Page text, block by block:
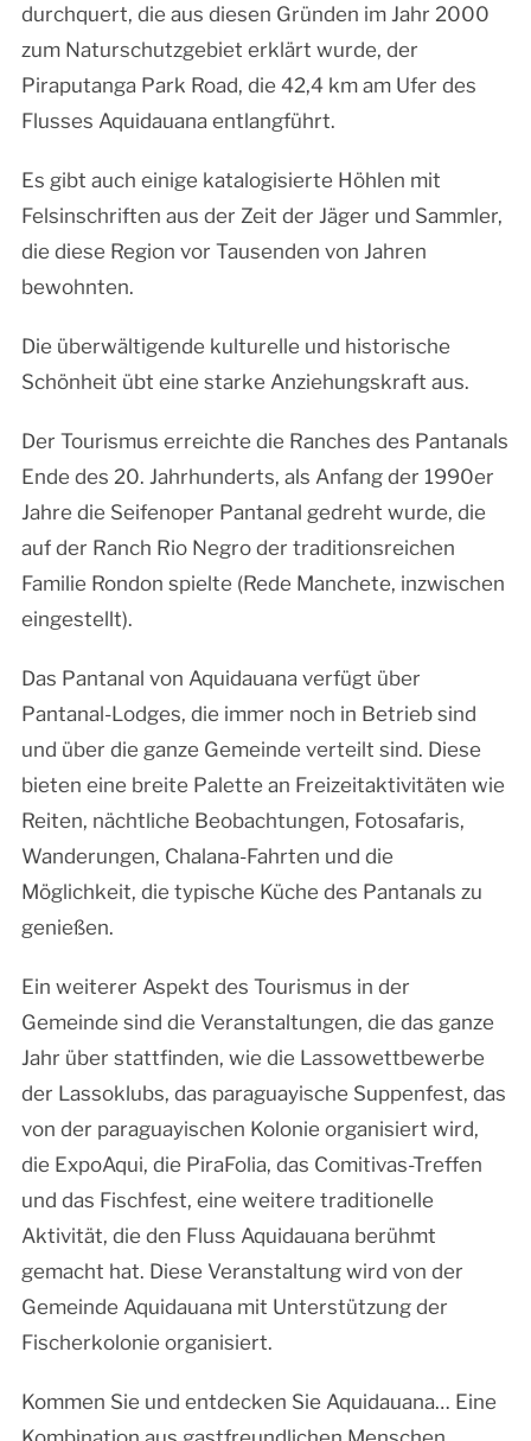
durchquert, die aus diesen Gründen im Jahr 2000
zum Naturschutzgebiet erklärt wurde, der
Piraputanga Park Road, die 42,4 km am Ufer des
Flusses Aquidauana entlangführt.
Es gibt auch einige katalogisierte Höhlen mit
Felsinschriften aus der Zeit der Jäger und Sammler,
die diese Region vor Tausenden von Jahren
bewohnten.
Die überwältigende kulturelle und historische
Schönheit übt eine starke Anziehungskraft aus.
Der Tourismus erreichte die Ranches des Pantanals
Ende des 20. Jahrhunderts, als Anfang der 1990er
Jahre die Seifenoper Pantanal gedreht wurde, die
auf der Ranch Rio Negro der traditionsreichen
Familie Rondon spielte (Rede Manchete, inzwischen
eingestellt).
Das Pantanal von Aquidauana verfügt über
Pantanal-Lodges, die immer noch in Betrieb sind
und über die ganze Gemeinde verteilt sind. Diese
bieten eine breite Palette an Freizeitaktivitäten wie
Reiten, nächtliche Beobachtungen, Fotosafaris,
Wanderungen, Chalana-Fahrten und die
Möglichkeit, die typische Küche des Pantanals zu
genießen.
Ein weiterer Aspekt des Tourismus in der
Gemeinde sind die Veranstaltungen, die das ganze
Jahr über stattfinden, wie die Lassowettbewerbe
der Lassoklubs, das paraguayische Suppenfest, das
von der paraguayischen Kolonie organisiert wird,
die ExpoAqui, die PiraFolia, das Comitivas-Treffen
und das Fischfest, eine weitere traditionelle
Aktivität, die den Fluss Aquidauana berühmt
gemacht hat. Diese Veranstaltung wird von der
Gemeinde Aquidauana mit Unterstützung der
Fischerkolonie organisiert.
Kommen Sie und entdecken Sie Aquidauana… Eine